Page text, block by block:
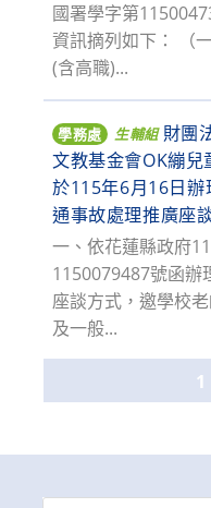
國署學字第
資訊摘列如下： （
(含高職)...
學務處 生輔組 財團
文教基金會OK繃兒
於115年6月16日辦
通事故處理推廣座
一、依花蓮縣政府
1150079487號函辦
座談方式，邀學校
及一般...
1